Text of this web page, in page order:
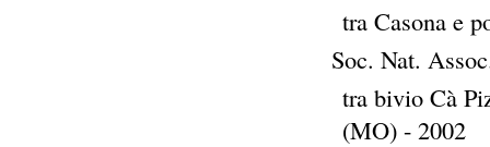
tra Casona e
Soc. Nat.
tra bivio Cà
(MO) - 2002